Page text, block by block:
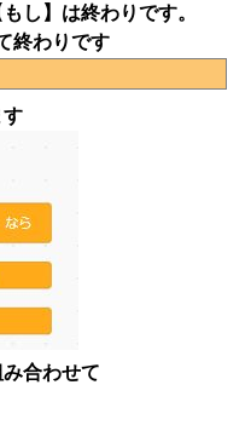
し】は終わりです。
終わりです
す
合わせて